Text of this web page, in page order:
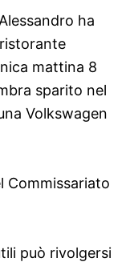
ha
mattina 8
sparito nel
Volkswagen
Commissariato
può rivolgersi